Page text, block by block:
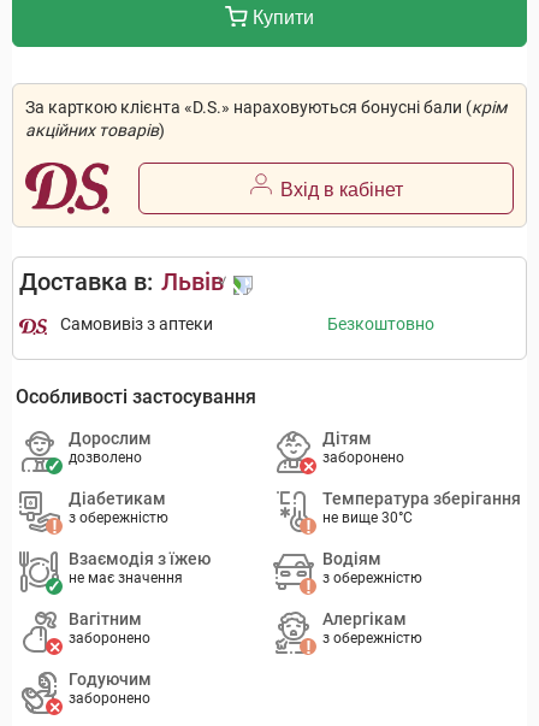
Купити
За карткою клієнта «D.S.» нараховуються бонусні бали (крім
акційних товарів)
Вхід в кабінет
Доставка в: Львів
Самовивіз з аптеки Безкоштовно
Особливості застосування
Дорослим
дозволено
Дітям
заборонено
Діабетикам
з обережністю
Температура зберігання
не вище 30°C
Взаємодія з їжею
не має значення
Водіям
з обережністю
Вагітним
заборонено
Алергікам
з обережністю
Годуючим
заборонено